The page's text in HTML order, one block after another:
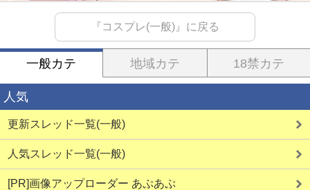
『コスプレ(一般)』に戻る
一般カテ 地域カテ 18禁カテ
人気
更新スレッド一覧(一般)
人気スレッド一覧(一般)
[PR]画像アップローダー あぷあぷ